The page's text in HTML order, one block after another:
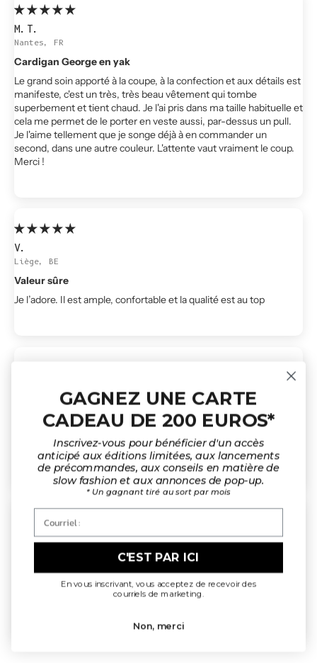
M.T.
Nantes, FR
Cardigan George en yak
Le grand soin apporté à la coupe, à la confection et aux détails est
manifeste, c'est un très, très beau vêtement qui tombe
superbement et tient chaud. Je l'ai pris dans ma taille habituelle et
cela me permet de le porter en veste aussi, par-dessus un pull.
Je l'aime tellement que je songe déjà à en commander un
second, dans une autre couleur. L'attente vaut vraiment le coup.
Merci !
V.
Liège, BE
Valeur sûre
Je l’adore. Il est ample, confortable et la qualité est au top
Goussainville, FR
Super heureuse
Super heureuse
Je ne le quitte plus…au risque d’avoir trop chaud :)
L.L.F.
Superbe gilet bien chaud, très qualitatif, qui ne pique pas.
L’échange de taille s’est fait sans problème. Merci !
GAGNEZ UNE CARTE
CADEAU DE 200 EUROS*
Inscrivez-vous pour bénéficier d'un accès
anticipé aux éditions limitées, aux lancements
de précommandes, aux conseils en matière de
slow fashion et aux annonces de pop-up.
* Un gagnant tiré au sort par mois
C'EST PAR ICI
En vous inscrivant, vous acceptez de recevoir des
courriels de marketing.
Non, merci